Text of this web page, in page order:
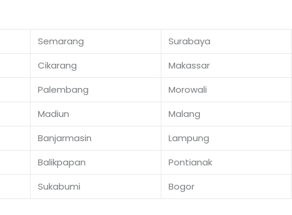
Semarang
Surabaya
Cikarang
Makassar
Palembang
Morowali
Madiun
Malang
Banjarmasin
Lampung
Balikpapan
Pontianak
Sukabumi Bogor